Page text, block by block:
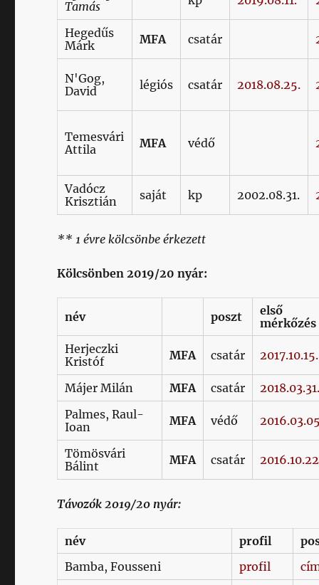
Tamás
Hegedűs
Márk
MFA csatár
N'Gog,
David
légiós csatár 2018.08.25.
Temesvári
Attila
MFA védő
Vadócz
Krisztián
saját kp 2002.08.31.
** 1 évre kölcsönbe érkezett
Kölcsönben 2019/20 nyár:
név poszt
első
mérkőzés
Herjeczki
Kristóf
MFA csatár 2017.10.15.
Májer Milán MFA csatár
Palmes, Raul-
Ioan
MFA védő
Tömösvári
Bálint
MFA csatár
Távozók 2019/20 nyár:
név profil
Bamba, Fousseni
profil